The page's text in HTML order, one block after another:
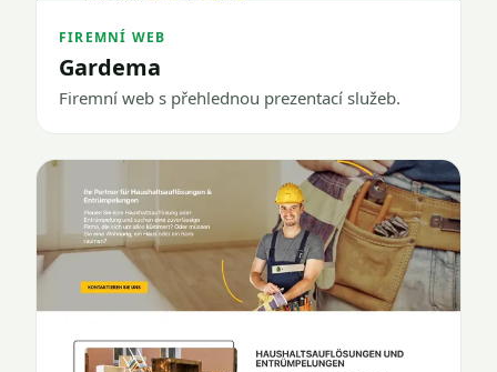
FIREMNÍ WEB
Gardema
Firemní web s přehlednou prezentací služeb.